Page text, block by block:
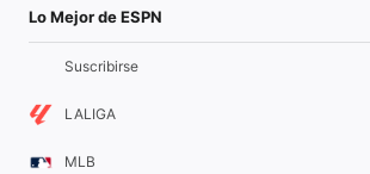
Lo Mejor de ESPN
Suscribirse
LALIGA
MLB